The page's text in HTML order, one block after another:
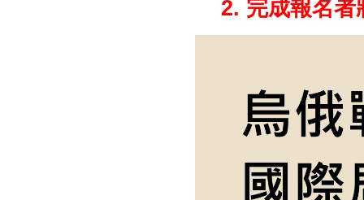
2. 完成報名者